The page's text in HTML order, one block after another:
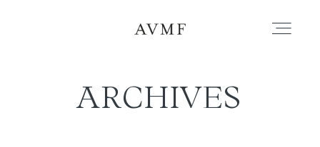
PORTAFOLIO
ARCHIVES